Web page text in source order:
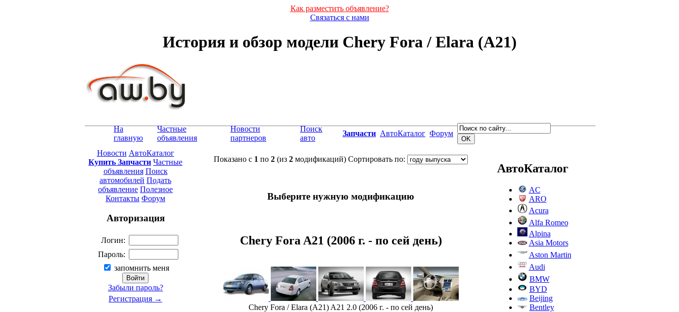
Как разместить объявление?
Связаться с нами
История и обзор модели Chery Fora / Elara (A21)
На
главную
Частные
объявления
Новости
партнеров
Поиск
авто
Запчасти АвтоКаталог Форум
Новости АвтоКаталог
Купить Запчасти Частные
объявления Поиск
автомобилей Подать
объявление Полезное
Контакты Форум
Авторизация
Логин:
Пароль:
запомнить меня
Забыли пароль?
Регистрация →
Показано с 1 по 2 (из 2 модификаций) Сортировать по:
Выберите нужную модификацию
Chery Fora A21 (2006 г. - по сей день)
Chery Fora / Elara (A21) A21 2.0 (2006 г. - по сей день)
АвтоКаталог
AC
ARO
Acura
Alfa Romeo
Alpina
Asia Motors
Aston Martin
Audi
BMW
BYD
Beijing
Bentley